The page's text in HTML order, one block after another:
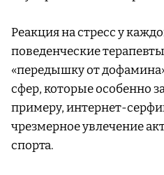
Реакция на стресс у
поведенческие
«передышку от
сфер, которые особенно
примеру, интернет-
чрезмерное увлечение
спорта.